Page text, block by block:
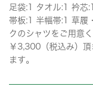
足袋:1 タオル:1 衿芯
帯板:1 半幅帯:1 草履
クのシャツをご用意
￥3,300（税込み）
ます。